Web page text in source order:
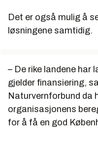
Det er også mulig å
løsningene samtidig.
– De rike landene har
gjelder finansiering,
Naturvernforbund da
organisasjonens
for å få en god